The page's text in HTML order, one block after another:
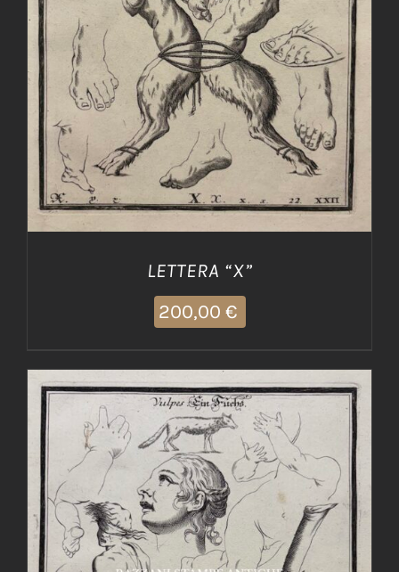
AGGIUNGI AL CARRELLO / DETTAGLI
LETTERA “X”
200,00 €